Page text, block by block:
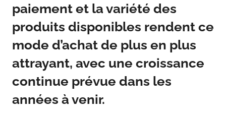
paiement et la variété des
produits disponibles rendent ce
mode d’achat de plus en plus
attrayant, avec une croissance
continue prévue dans les
années à venir.